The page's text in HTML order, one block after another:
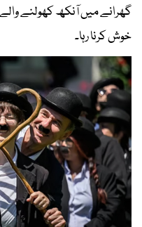
گھرانے میں آنکھ کھولنے
خوش کرنا رہا۔